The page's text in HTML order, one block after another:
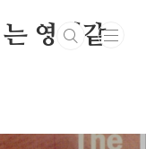
영원같